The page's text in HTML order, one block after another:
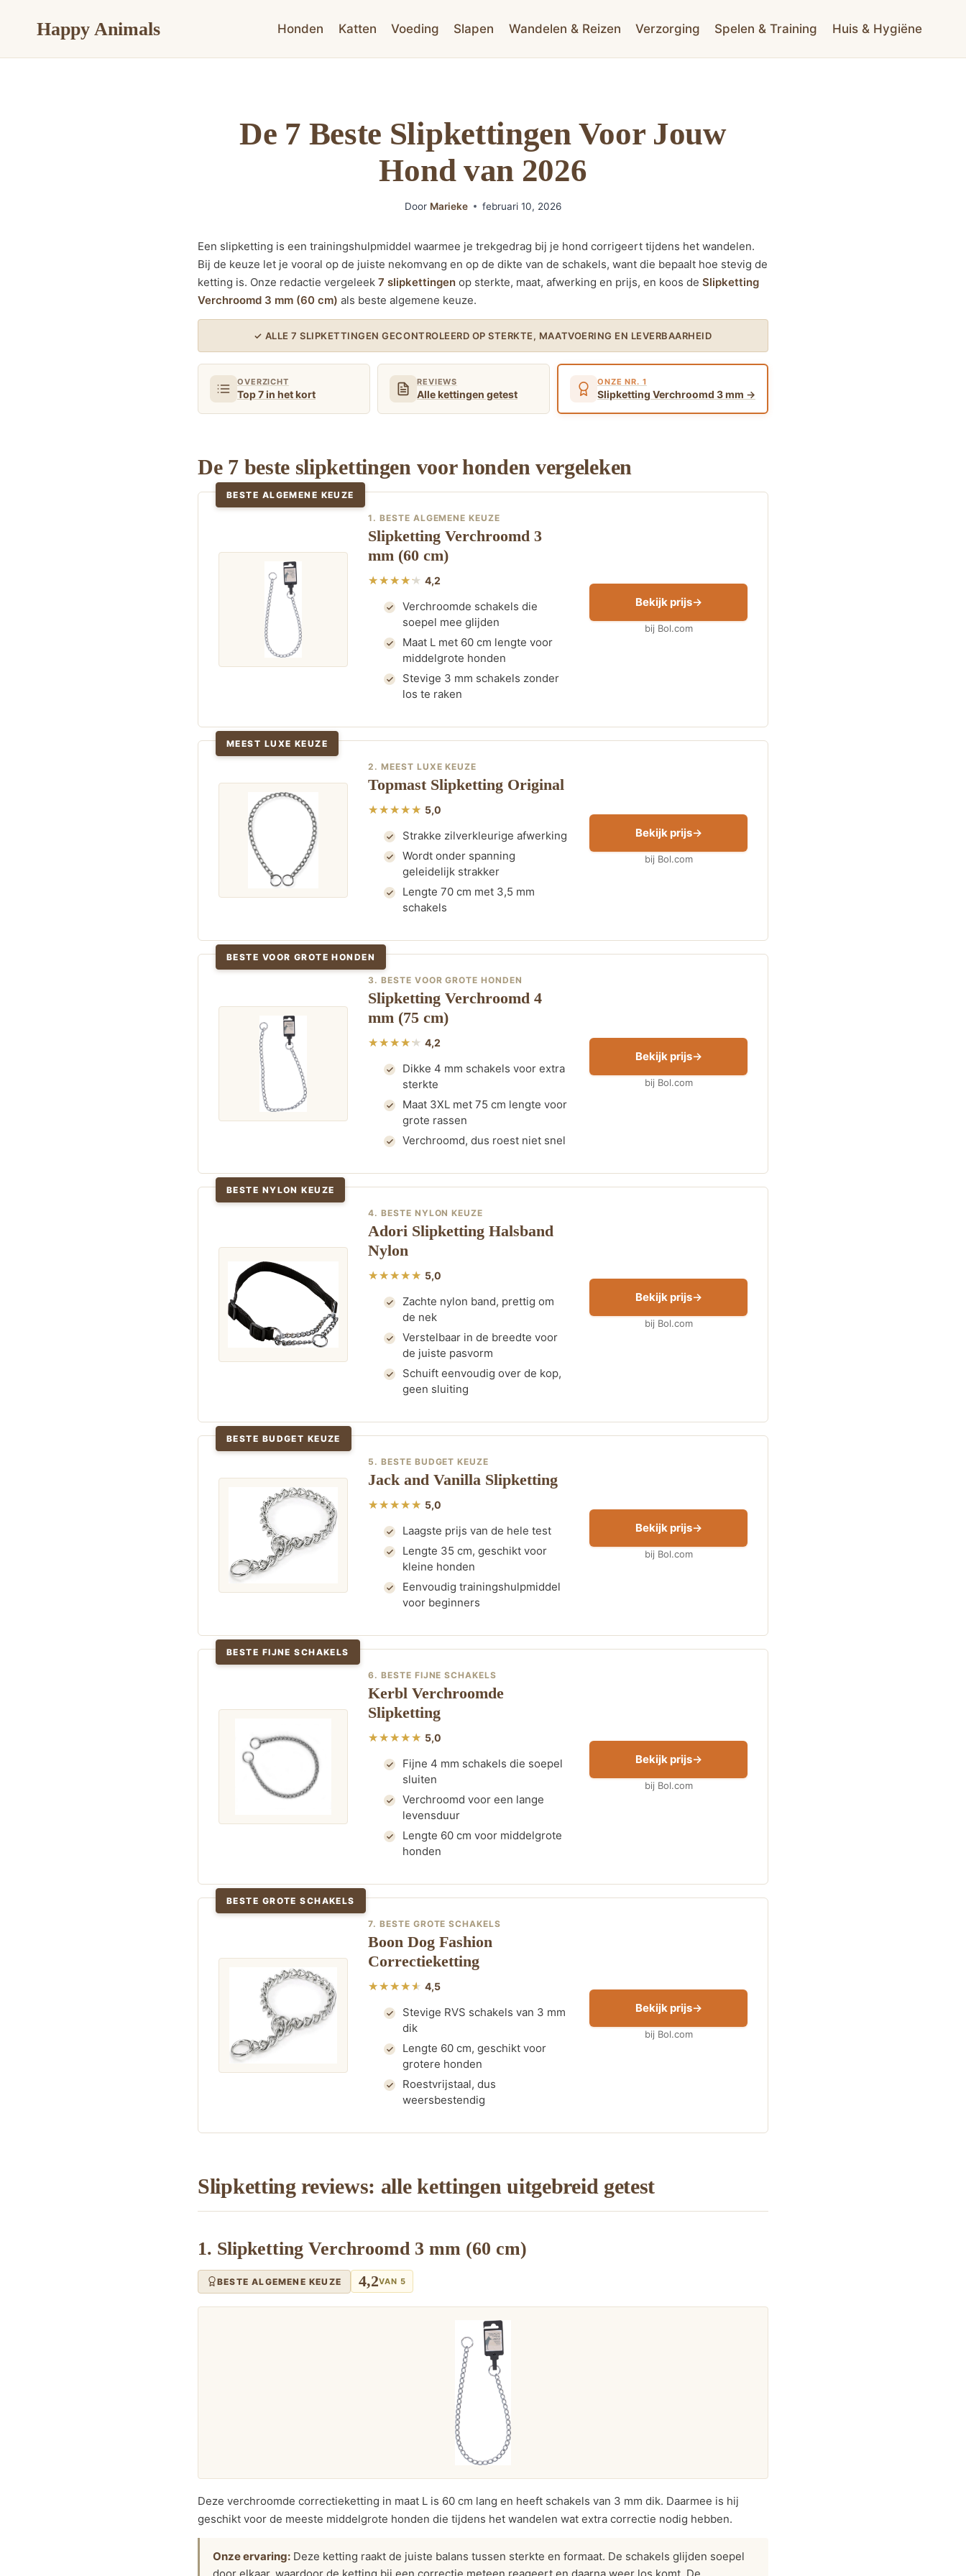
Happy Animals Honden Katten Voeding Slapen Wandelen & Reizen Verzorging Spelen & Training Huis & Hygiëne
De 7 Beste Slipkettingen Voor Jouw
Hond van 2026
Door Marieke februari 10, 2026
Een slipketting is een trainingshulpmiddel waarmee je trekgedrag bij je hond corrigeert tijdens het wandelen.
Bij de keuze let je vooral op de juiste nekomvang en op de dikte van de schakels, want die bepaalt hoe stevig de
ketting is. Onze redactie vergeleek 7 slipkettingen op sterkte, maat, afwerking en prijs, en koos de Slipketting
Verchroomd 3 mm (60 cm) als beste algemene keuze.
✓ ALLE 7 SLIPKETTINGEN GECONTROLEERD OP STERKTE, MAATVOERING EN LEVERBAARHEID
OVERZICHT
Top 7 in het kort
REVIEWS
Alle kettingen getest
ONZE NR. 1
Slipketting Verchroomd 3 mm
De 7 beste slipkettingen voor honden vergeleken
BESTE ALGEMENE KEUZE
1. BESTE ALGEMENE KEUZE
Slipketting Verchroomd 3
mm (60 cm)
4,2
Verchroomde schakels die
soepel mee glijden
Maat L met 60 cm lengte voor
middelgrote honden
Stevige 3 mm schakels zonder
los te raken
Bekijk prijs
bij Bol.com
MEEST LUXE KEUZE
2. MEEST LUXE KEUZE
Topmast Slipketting Original
5,0
Strakke zilverkleurige afwerking
Wordt onder spanning
geleidelijk strakker
Lengte 70 cm met 3,5 mm
schakels
Bekijk prijs
bij Bol.com
BESTE VOOR GROTE HONDEN
3. BESTE VOOR GROTE HONDEN
Slipketting Verchroomd 4
mm (75 cm)
4,2
Dikke 4 mm schakels voor extra
sterkte
Maat 3XL met 75 cm lengte voor
grote rassen
Verchroomd, dus roest niet snel
Bekijk prijs
bij Bol.com
BESTE NYLON KEUZE
4. BESTE NYLON KEUZE
Adori Slipketting Halsband
Nylon
5,0
Zachte nylon band, prettig om
de nek
Verstelbaar in de breedte voor
de juiste pasvorm
Schuift eenvoudig over de kop,
geen sluiting
Bekijk prijs
bij Bol.com
BESTE BUDGET KEUZE
5. BESTE BUDGET KEUZE
Jack and Vanilla Slipketting
5,0
Laagste prijs van de hele test
Lengte 35 cm, geschikt voor
kleine honden
Eenvoudig trainingshulpmiddel
voor beginners
Bekijk prijs
bij Bol.com
BESTE FIJNE SCHAKELS
6. BESTE FIJNE SCHAKELS
Kerbl Verchroomde
Slipketting
5,0
Fijne 4 mm schakels die soepel
sluiten
Verchroomd voor een lange
levensduur
Lengte 60 cm voor middelgrote
honden
Bekijk prijs
bij Bol.com
BESTE GROTE SCHAKELS
7. BESTE GROTE SCHAKELS
Boon Dog Fashion
Correctieketting
4,5
Stevige RVS schakels van 3 mm
dik
Lengte 60 cm, geschikt voor
grotere honden
Roestvrijstaal, dus
weersbestendig
Bekijk prijs
bij Bol.com
Slipketting reviews: alle kettingen uitgebreid getest
1. Slipketting Verchroomd 3 mm (60 cm)
BESTE ALGEMENE KEUZE 4,2VAN 5
Deze verchroomde correctieketting in maat L is 60 cm lang en heeft schakels van 3 mm dik. Daarmee is hij
geschikt voor de meeste middelgrote honden die tijdens het wandelen wat extra correctie nodig hebben.
Onze ervaring: Deze ketting raakt de juiste balans tussen sterkte en formaat. De schakels glijden soepel
door elkaar, waardoor de ketting bij een correctie meteen reageert en daarna weer los komt. De